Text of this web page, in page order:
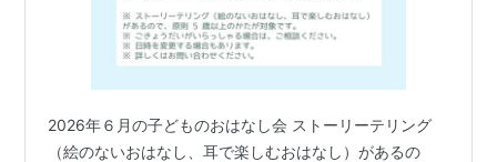
2026年６月の子どものおはなし会 ストーリーテリング
（絵のないおはなし、耳で楽しむおはなし）があるの